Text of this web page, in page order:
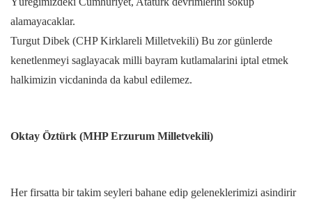
alamayacaklar.
Turgut Dibek (CHP Kirklareli Milletvekili) Bu zor günlerde
kenetlenmeyi saglayacak milli bayram kutlamalarini iptal etmek
halkimizin vicdaninda da kabul edilemez.
Oktay Öztürk (MHP Erzurum Milletvekili)
Her firsatta bir takim seyleri bahane edip geleneklerimizi asindirir